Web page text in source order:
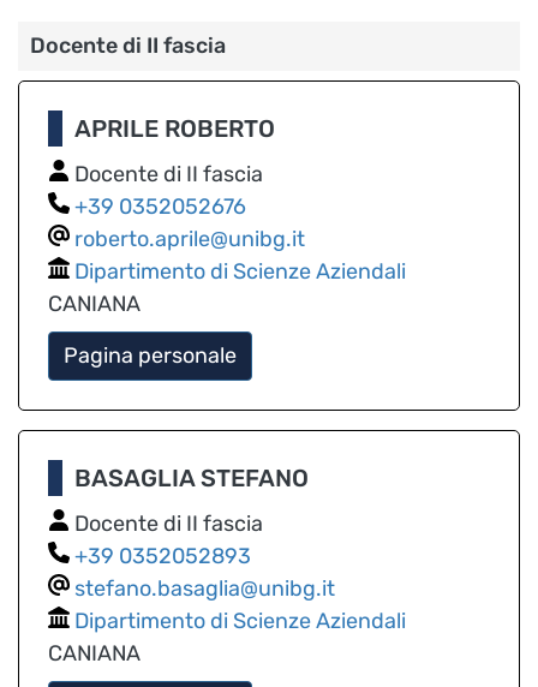
Docente di II fascia
APRILE ROBERTO
Docente di II fascia
0352052676
roberto.aprile@unibg.it
Dipartimento di Scienze Aziendali
CANIANA
Pagina personale
BASAGLIA STEFANO
Docente di II fascia
0352052893
stefano.basaglia@unibg.it
Dipartimento di Scienze Aziendali
CANIANA